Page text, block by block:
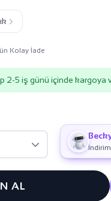
Kolay İade
2-5 iş günü içinde kargoya
AL